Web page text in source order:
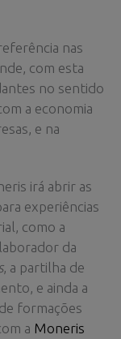
nas
com esta
no sentido
a economia
e na
irá abrir as
experiências
como a
da
, a partilha de
e ainda a
formações
a Moneris